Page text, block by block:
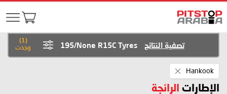
(
1
)
وجدت
تصفية النتائج 195/None R15C Tyres
Hankook
This
Item
الإطارات الرائجة